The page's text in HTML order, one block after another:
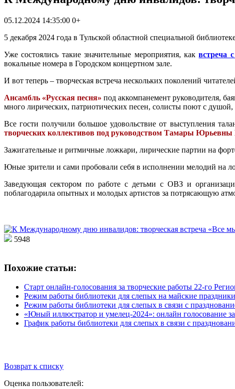
05.12.2024 14:35:00 0+
5 декабря 2024 года в Тульской областной специальной
Уже состоялись такие значительные мероприятия, каквстреча
вокальные номера в Городском концертном зале.
И вот теперь – творческая встреча нескольких поколений
Ансамбль «Русская песня» под аккомпанемент руководителя,
много лирических, патриотических песен, солисты поют с
Все гости получили большое удовольствие от выступления
творческих коллективов под руководством Тамары
Зажигательные и ритмичные ложкари, лирические партии на
Юные зрители и сами пробовали себя в исполнении мелодий на
Заведующая сектором по работе с детьми с ОВЗ и
поблагодарила опытных и молодых артистов за потрясающую
5948
Похожие статьи:
Старт онлайн-голосования за творческие работы 22-го
Режим работы библиотеки для слепых на майские праздники
Режим работы библиотеки для слепых в связи с
«Юный иллюстратор и умелец-2024»: онлайн голосование
График работы библиотеки для слепых в связи с
Возврат к списку
Оценка пользователей: